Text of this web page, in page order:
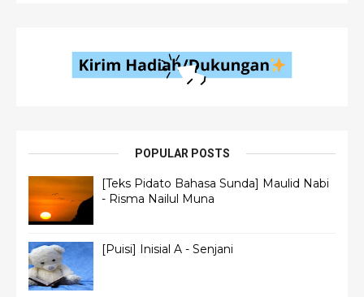
POPULAR POSTS
[Teks Pidato Bahasa Sunda] Maulid Nabi
- Risma Nailul Muna
[Puisi] Inisial A - Senjani